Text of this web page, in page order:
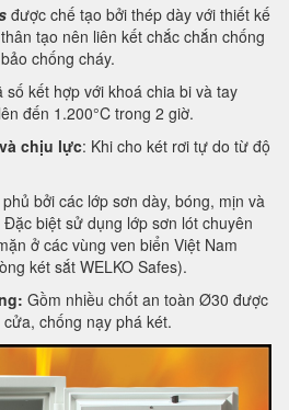
được chế tạo bởi thép dày với thiết kế
tạo nên liên kết chắc chắn chống
chống cháy.
số kết hợp với khoá chia bi và tay
đến 1.200°C trong 2 giờ.
chịu lực: Khi cho két rơi tự do từ độ
bởi các lớp sơn dày, bóng, mịn và
biệt sử dụng lớp sơn lót chuyên
ở các vùng ven biển Việt Nam
két sắt WELKO Safes).
Gồm nhiều chốt an toàn Ø30 được
chống nạy phá két.